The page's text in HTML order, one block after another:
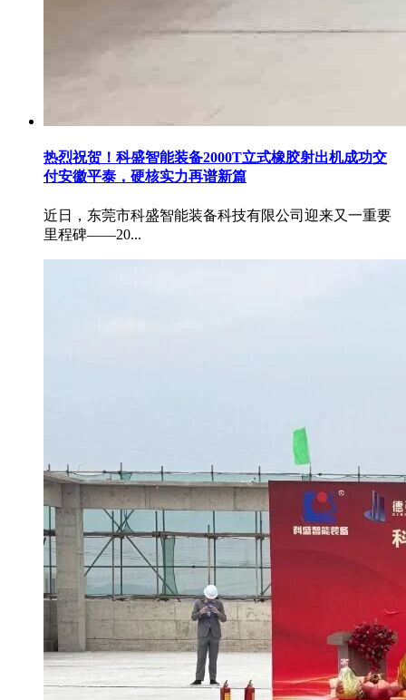
热烈祝贺！科盛智能装备2000T立式橡胶射出机成功交
付安徽平泰，硬核实力再谱新篇
近日，东莞市科盛智能装备科技有限公司迎来又一重要
里程碑——20...